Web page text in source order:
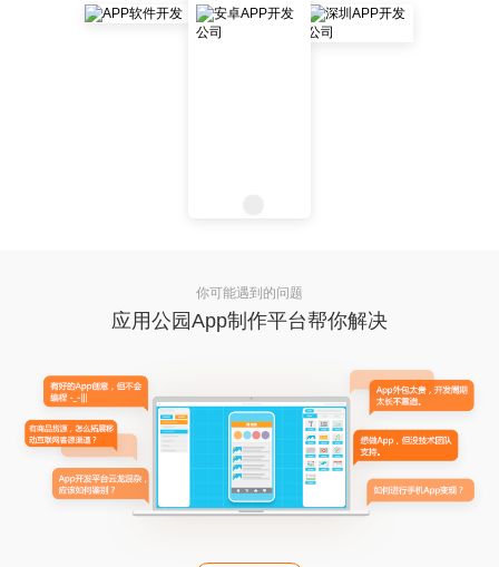
你可能遇到的问题
应用公园App制作平台帮你解决